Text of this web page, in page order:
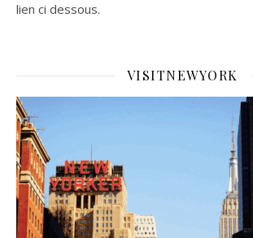
lien ci dessous.
VISITNEWYORK